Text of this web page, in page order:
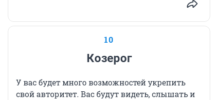
10
Козерог
У вас будет много возможностей укрепить
свой авторитет. Вас будут видеть, слышать и